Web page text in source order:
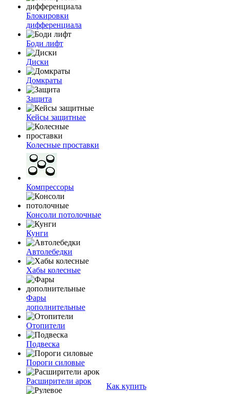
Блокировки
дифференциала
Боди лифт
Диски
Домкраты
Защита
Кейсы защитные
Колесные проставки
Компрессоры
Консоли потолочные
Кунги
Автолебедки
Хабы колесные
Фары
дополнительные
Отопители
Подвеска
Пороги силовые
Расширители арок
Как купить